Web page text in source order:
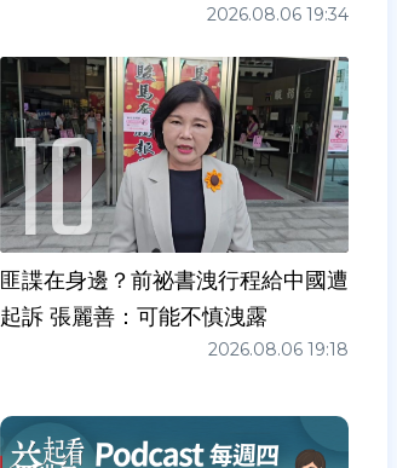
2026.08.06 19:34
匪諜在身邊？前祕書洩行程給中國遭
起訴 張麗善：可能不慎洩露
2026.08.06 19:18